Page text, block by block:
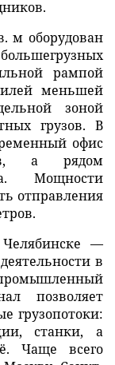
м оборудован
рампой
меньшей
зоной
грузов. В
офис
а рядом
Мощности
отправления
—
в
позволяет
грузопотоки:
станки, а
Чаще всего